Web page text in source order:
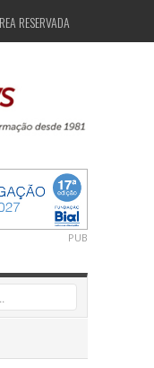
RESERVADA
PUB